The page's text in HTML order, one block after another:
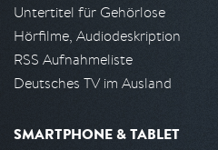
Untertitel für Gehörlose
Hörfilme, Audiodeskription
RSS Aufnahmeliste
Deutsches TV im Ausland
SMARTPHONE & TABLET